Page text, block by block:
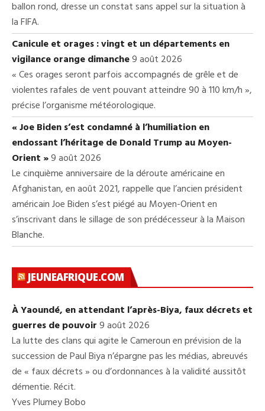
ballon rond, dresse un constat sans appel sur la situation à
la FIFA.
Canicule et orages : vingt et un départements en
vigilance orange dimanche9 août 2026
« Ces orages seront parfois accompagnés de grêle et de
violentes rafales de vent pouvant atteindre 90 à 110 km/h »,
précise l’organisme météorologique.
« Joe Biden s’est condamné à l’humiliation en
endossant l’héritage de Donald Trump au Moyen-
Orient »9 août 2026
Le cinquième anniversaire de la déroute américaine en
Afghanistan, en août 2021, rappelle que l’ancien président
américain Joe Biden s’est piégé au Moyen-Orient en
s’inscrivant dans le sillage de son prédécesseur à la Maison
Blanche.
JEUNEAFRIQUE.COM
À Yaoundé, en attendant l’après-Biya, faux décrets et
guerres de pouvoir9 août 2026
La lutte des clans qui agite le Cameroun en prévision de la
succession de Paul Biya n’épargne pas les médias, abreuvés
de « faux décrets » ou d’ordonnances à la validité aussitôt
démentie. Récit.
Yves Plumey Bobo